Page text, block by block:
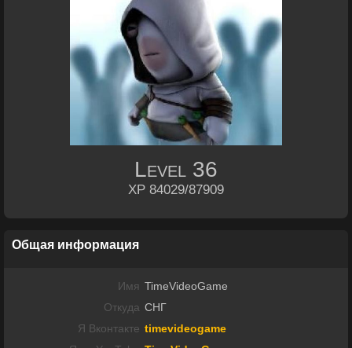
Level 36
XP 84029/87909
Общая информация
Имя TimeVideoGame
Откуда СНГ
Я Вконтакте timevideogame